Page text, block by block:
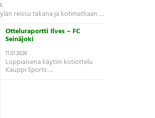
reissu takana ja kotimatkaan …
Otteluraportti Ilves – FC
Seinäjoki
11.01.2026
Loppiaisena käytiin kotiottelu
Kauppi Sports …